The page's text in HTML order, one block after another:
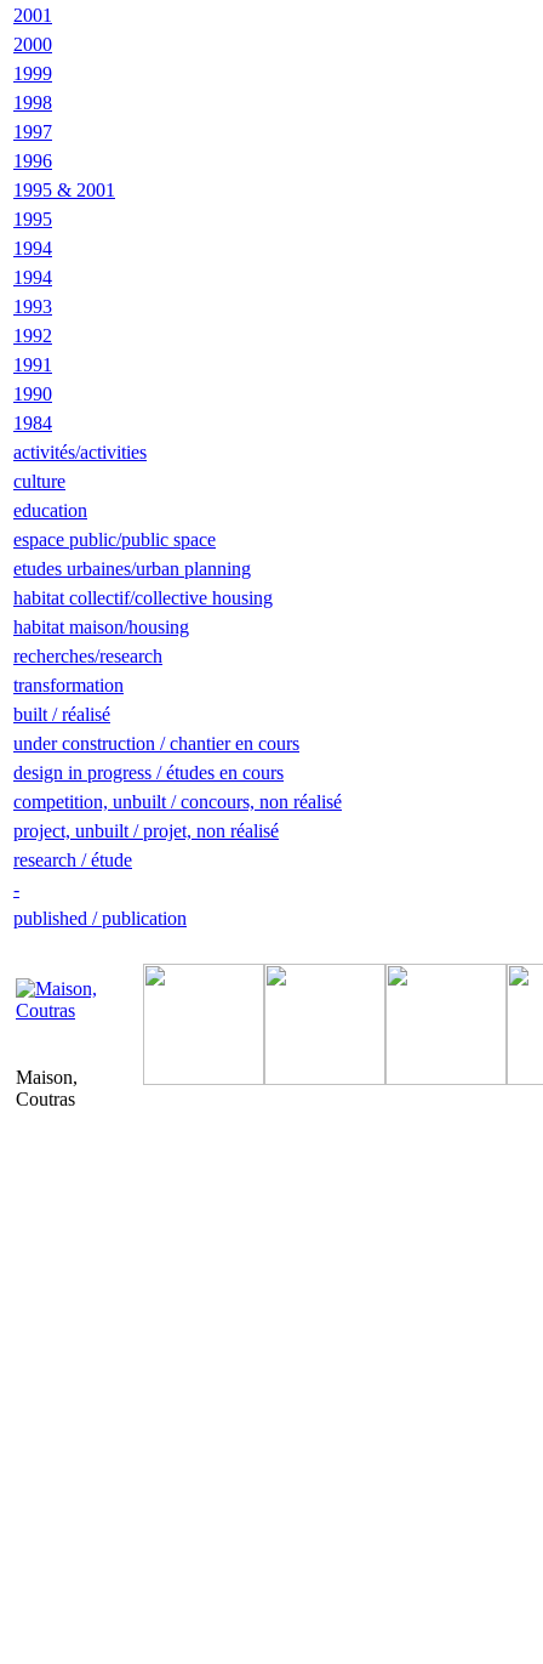
2001
2000
1999
1998
1997
1996
1995 & 2001
1995
1994
1994
1993
1992
1991
1990
1984
activités/activities
culture
education
espace public/public space
etudes urbaines/urban planning
habitat collectif/collective housing
habitat maison/housing
recherches/research
transformation
built / réalisé
under construction / chantier en cours
design in progress / études en cours
competition, unbuilt / concours, non réalisé
project, unbuilt / projet, non réalisé
research / étude
-
published / publication
Maison,
Coutras